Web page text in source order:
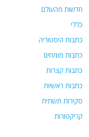
חדשות מהעולם
כללי
כתבות היסטוריה
כתבות מומחים
כתבות קצרות
כתבות ראשיות
סקירות תשתית
קריקטורות